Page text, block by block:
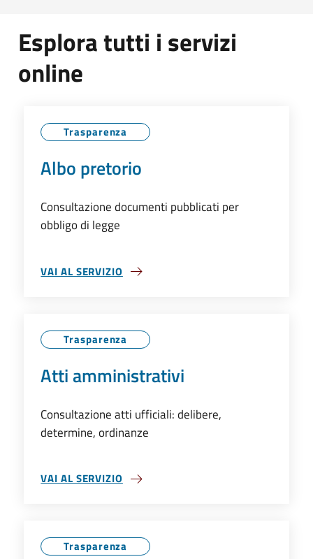
Esplora tutti i servizi
online
Trasparenza
Albo pretorio
Consultazione documenti pubblicati per
obbligo di legge
VAI AL SERVIZIO
ALBO PRETORIO
Trasparenza
Atti amministrativi
Consultazione atti ufficiali: delibere,
determine, ordinanze
VAI AL SERVIZIO
ATTI AMMINISTRATIVI
Trasparenza